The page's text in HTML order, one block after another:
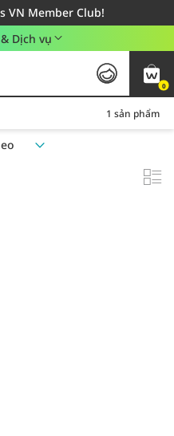
VN Member Club!
đơn hàng từ 249,000Đ
khu vực TP. Hồ Chí Minh
Dịch vụ
0
1 sản phẩm